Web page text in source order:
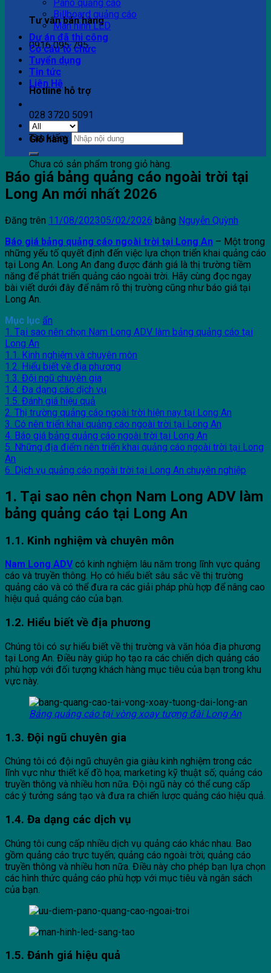
Tư vấn bán hàng
0916 095 795
Hotline hỗ trợ
028 3720 5091
Giỏ hàng
Chưa có sản phẩm trong giỏ hàng.
Pano quảng cáo
Billboard quảng cáo
Màn hình LED
Dự án đã thi công
Cơ cấu tổ chức
Tuyển dụng
Tin tức
Liên Hệ
Tìm kiếm:
Báo giá bảng quảng cáo ngoài trời tại
Long An mới nhất 2026
Đăng trên 11/08/202305/02/2026 bằng Nguyễn Quỳnh
Báo giá bảng quảng cáo ngoài trời tại Long An – Một trong
những yếu tố quyết định đến việc lựa chọn triển khai quảng cáo
tại Long An. Long An đang được đánh giá là thị trường tiềm
năng để phát triển quảng cáo ngoài trời. Hãy cùng đọc ngay
bài viết dưới đây để nắm rõ thị trường cũng như báo giá tại
Long An.
Mục lục ẩn
1. Tại sao nên chọn Nam Long ADV làm bảng quảng cáo tại
Long An
1.1. Kinh nghiệm và chuyên môn
1.2. Hiểu biết về địa phương
1.3. Đội ngũ chuyên gia
1.4. Đa dạng các dịch vụ
1.5. Đánh giá hiệu quả
2. Thị trường quảng cáo ngoài trời hiện nay tại Long An
3. Có nên triển khai quảng cáo ngoài trời tại Long An
4. Báo giá bảng quảng cáo ngoài trời tại Long An
5. Những địa điểm nên triển khai quảng cáo ngoài trời tại Long
An
6. Dịch vụ quảng cáo ngoài trời tại Long An chuyên nghiệp
1. Tại sao nên chọn Nam Long ADV làm
bảng quảng cáo tại Long An
1.1. Kinh nghiệm và chuyên môn
Nam Long ADVcó kinh nghiệm lâu năm trong lĩnh vực quảng
cáo và truyền thông. Họ có hiểu biết sâu sắc về thị trường
quảng cáo và có thể đưa ra các giải pháp phù hợp để nâng cao
hiệu quả quảng cáo của bạn.
1.2. Hiểu biết về địa phương
Chúng tôi có sự hiểu biết về thị trường và văn hóa địa phương
tại Long An. Điều này giúp họ tạo ra các chiến dịch quảng cáo
phù hợp với đối tượng khách hàng mục tiêu của bạn trong khu
vực này.
Bảng quảng cáo tại vòng xoay tượng đài Long An
1.3. Đội ngũ chuyên gia
Chúng tôi có đội ngũ chuyên gia giàu kinh nghiệm trong các
lĩnh vực như thiết kế đồ họa; marketing kỹ thuật số; quảng cáo
truyền thông và nhiều hơn nữa. Đội ngũ này có thể cung cấp
các ý tưởng sáng tạo và đưa ra chiến lược quảng cáo hiệu quả.
1.4. Đa dạng các dịch vụ
Chúng tôi cung cấp nhiều dịch vụ quảng cáo khác nhau. Bao
gồm quảng cáo trực tuyến; quảng cáo ngoài trời; quảng cáo
truyền thông và nhiều hơn nữa. Điều này cho phép bạn lựa chọn
các hình thức quảng cáo phù hợp với mục tiêu và ngân sách
của bạn.
1.5. Đánh giá hiệu quả